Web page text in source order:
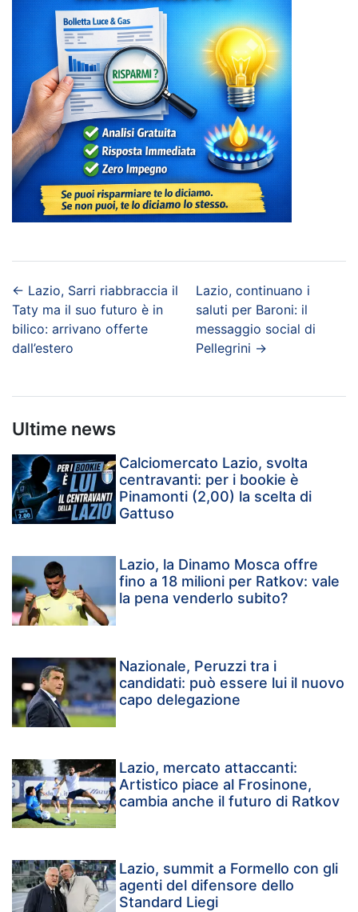
← Lazio, Sarri riabbraccia il
Taty ma il suo futuro è in
bilico: arrivano offerte
dall’estero
Lazio, continuano i
saluti per Baroni: il
messaggio social di
Pellegrini →
Ultime news
Calciomercato Lazio, svolta
centravanti: per i bookie è
Pinamonti (2,00) la scelta di
Gattuso
Lazio, la Dinamo Mosca offre
fino a 18 milioni per Ratkov: vale
la pena venderlo subito?
Nazionale, Peruzzi tra i
candidati: può essere lui il nuovo
capo delegazione
Lazio, mercato attaccanti:
Artistico piace al Frosinone,
cambia anche il futuro di Ratkov
Lazio, summit a Formello con gli
agenti del difensore dello
Standard Liegi